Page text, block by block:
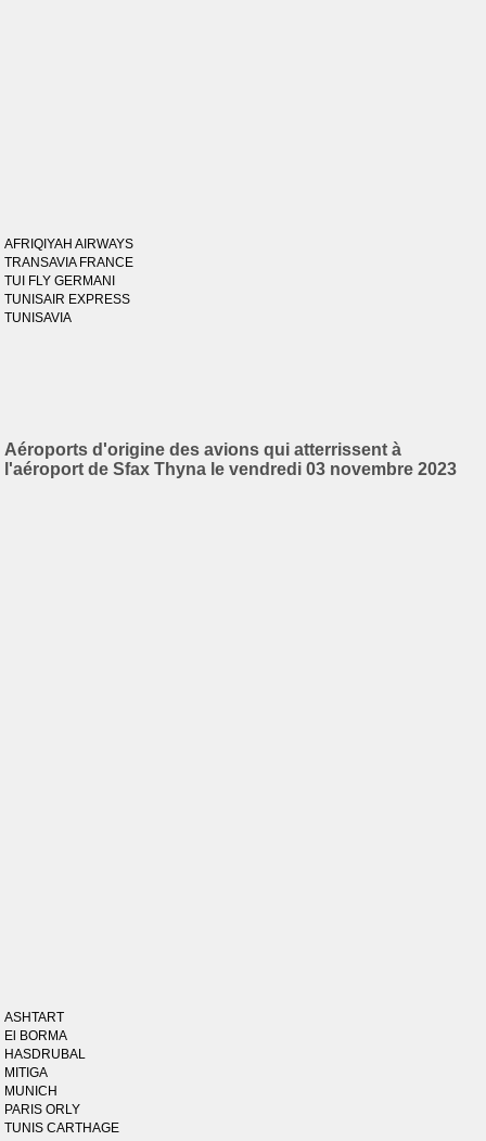
AFRIQIYAH AIRWAYS
TRANSAVIA FRANCE
TUI FLY GERMANI
TUNISAIR EXPRESS
TUNISAVIA
Aéroports d'origine des avions qui atterrissent à
l'aéroport de Sfax Thyna le vendredi 03 novembre 2023
ASHTART
El BORMA
HASDRUBAL
MITIGA
MUNICH
PARIS ORLY
TUNIS CARTHAGE